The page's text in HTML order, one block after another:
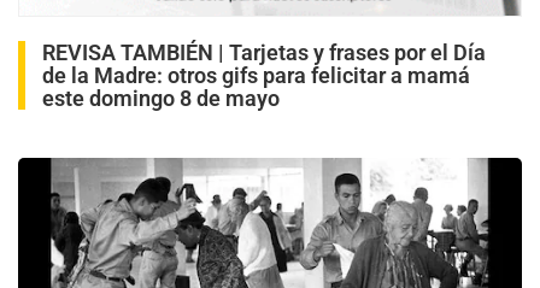
REVISA TAMBIÉN | Tarjetas y frases por el Día
de la Madre: otros gifs para felicitar a mamá
este domingo 8 de mayo